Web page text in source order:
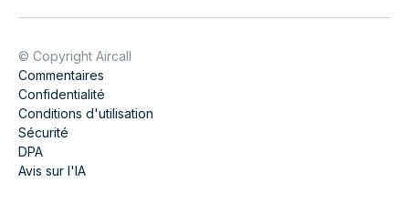
© Copyright Aircall
Commentaires
Confidentialité
Conditions d'utilisation
Sécurité
DPA
Avis sur l'IA